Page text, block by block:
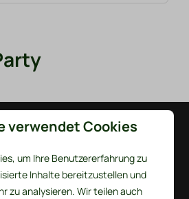
verwendet Cookies
um Ihre Benutzererfahrung zu
Inhalte bereitzustellen und
zu analysieren. Wir teilen auch